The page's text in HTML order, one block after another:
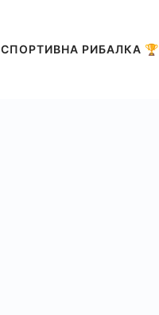
СПОРТИВНА РИБАЛКА 🏆